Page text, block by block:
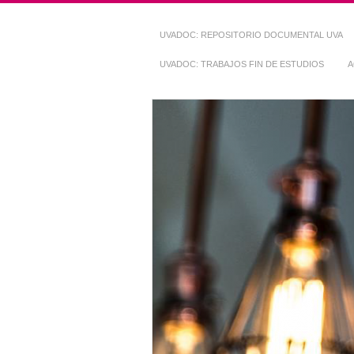
UVADOC: REPOSITORIO DOCUMENTAL UVA
UVADOC: TRABAJOS FIN DE ESTUDIOS
Repositorio
~ UVaDOC